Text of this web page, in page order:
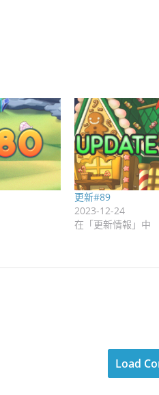
更新#89
2023-12-24
在「更新情報」中
Load